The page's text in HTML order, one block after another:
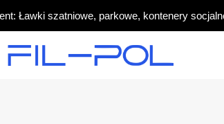
Ławki szatniowe, parkowe, kontenery